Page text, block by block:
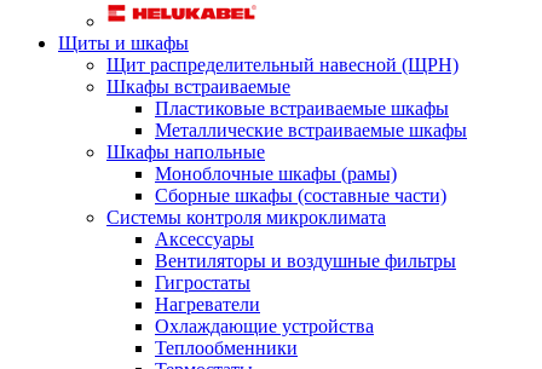
Щиты и шкафы
Щит распределительный навесной (ЩРН)
Шкафы встраиваемые
Пластиковые встраиваемые шкафы
Металлические встраиваемые шкафы
Шкафы напольные
Моноблочные шкафы (рамы)
Сборные шкафы (составные части)
Системы контроля микроклимата
Аксессуары
Вентиляторы и воздушные фильтры
Гигростаты
Нагреватели
Охлаждающие устройства
Теплообменники